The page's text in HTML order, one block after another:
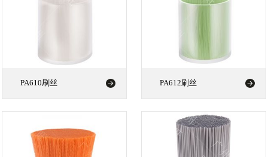
PA610刷丝 PA612刷丝